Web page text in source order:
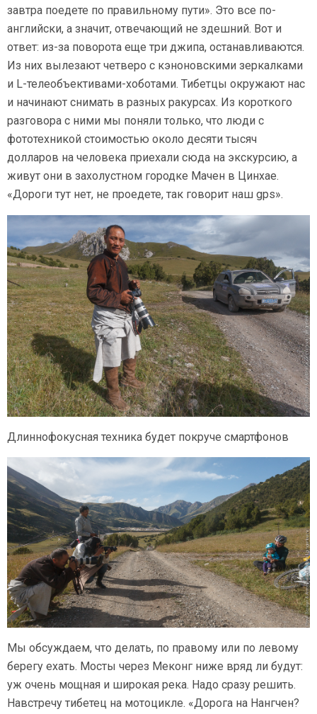
завтра поедете по правильному пути». Это все по-
английски, а значит, отвечающий не здешний. Вот и
ответ: из-за поворота еще три джипа, останавливаются.
Из них вылезают четверо с кэноновскими зеркалками
и L-телеобъективами-хоботами. Тибетцы окружают нас
и начинают снимать в разных ракурсах. Из короткого
разговора с ними мы поняли только, что люди с
фототехникой стоимостью около десяти тысяч
долларов на человека приехали сюда на экскурсию, а
живут они в захолустном городке Мачен в Цинхае.
«Дороги тут нет, не проедете, так говорит наш gps».
Длиннофокусная техника будет покруче смартфонов
Мы обсуждаем, что делать, по правому или по левому
берегу ехать. Мосты через Меконг ниже вряд ли будут:
уж очень мощная и широкая река. Надо сразу решить.
Навстречу тибетец на мотоцикле. «Дорога на Нангчен?